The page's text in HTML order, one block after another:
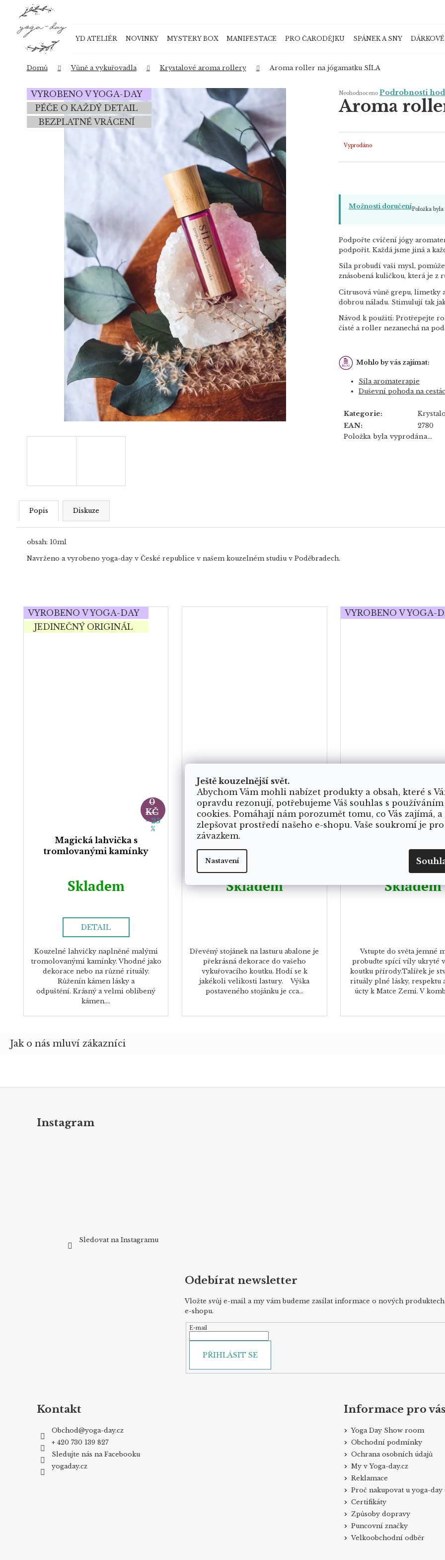
Ještě kouzelnější svět.
Abychom Vám mohli nabízet produkty a obsah, které s
opravdu rezonují, potřebujeme Váš souhlas s používáním
cookies. Pomáhají nám porozumět tomu, co Vás zajímá, a
zlepšovat prostředí našeho e-shopu. Vaše soukromí je
závazkem.
Nastavení
YD ATELIÉR
NOVINKY MYSTERY BOX MANIFESTACE PRO ČARODĚJKU SPÁNEK A SNY
Domů Vůně a vykuřovadla Krystalové aroma rollery Aroma roller na jógamatku SÍLA
Průměrné
hodnocení
produktu
je
Neohodnoceno Podrobnosti
Aroma
Vyprodáno
Možnosti doručeníPoložka
Podpořte cvičení jógy
podpořit. Každá jsme jiná a
Síla probudí vaši mysl,
znásobená kuličkou, která je z
Citrusová vůně grepu, limetky
dobrou náladu. Stimulují tak
Návod k použití: Protřepejte
čisté a roller nezanechá na
Mohlo by vás zajímat:
Síla aromaterapie
Duševní pohoda na
Kategorie:
EAN:
2780
Položka byla vyprodána…
VYROBENO V YOGA-DAY
PÉČE O KAŽDÝ DETAIL
BEZPLATNÉ VRÁCENÍ
Popis Diskuze
obsah: 10ml
Navrženo a vyrobeno yoga-day v České republice v našem kouzelném studiu v Poděbradech.
VYROBENO V YOGA-DAY
JEDINEČNÝ ORIGINÁL
0
KČ
–25
%
Magická lahvička s
tromlovanými kamínky
Skladem
DETAIL
Kouzelné lahvičky naplněné malými
tromolovanými kamínky. Vhodné jako
dekorace nebo na různé rituály.
Růženín kámen lásky a
odpuštění. Krásný a velmi oblíbený
kámen....
Dřevěný stojánek na lasturu
abalone
Skladem
Dřevěný stojánek na lasturu abalone je
překrásná dekorace do vašeho
vykuřovacího koutku. Hodí se k
jakékoli velikosti lastury. Výška
postaveného stojánku je cca...
VYROBENO V YOGA-
víly
Skladem
Vstupte do světa jemné
probuďte spící víly ukryté
koutku přírody.Talířek je
rituály plné lásky, respektu
úcty k Matce Zemi. V
Zpět
do
obchodu
Zpět
do
obchodu
Co potřebujete najít?
HLEDAT
Doporučujeme
Instagram
Sledovat na Instagramu
Odebírat newsletter
Vložte svůj e-mail a my vám budeme zasílat informace o nových produktech
e-shopu.
E-mail
PŘIHLÁSIT SE
Kontakt
Obchod@yoga-day.cz
+ 420 730 139 827
Sledujte nás na Facebooku
yogaday.cz
Informace pro
Yoga Day Show room
Obchodní podmínky
Ochrana osobních údajů
My v Yoga-day.cz
Reklamace
Proč nakupovat u yoga-day
Certifikáty
Způsoby dopravy
Puncovní značky
Velkoobchodní odběr